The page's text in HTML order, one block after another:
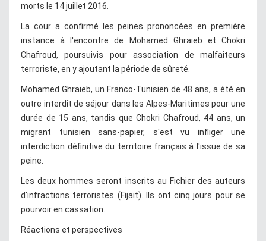
morts le 14 juillet 2016.
La cour a confirmé les peines prononcées en première
instance à l'encontre de Mohamed Ghraieb et Chokri
Chafroud, poursuivis pour association de malfaiteurs
terroriste, en y ajoutant la période de sûreté.
Mohamed Ghraieb, un Franco-Tunisien de 48 ans, a été en
outre interdit de séjour dans les Alpes-Maritimes pour une
durée de 15 ans, tandis que Chokri Chafroud, 44 ans, un
migrant tunisien sans-papier, s'est vu infliger une
interdiction définitive du territoire français à l'issue de sa
peine.
Les deux hommes seront inscrits au Fichier des auteurs
d'infractions terroristes (Fijait). Ils ont cinq jours pour se
pourvoir en cassation.
Réactions et perspectives